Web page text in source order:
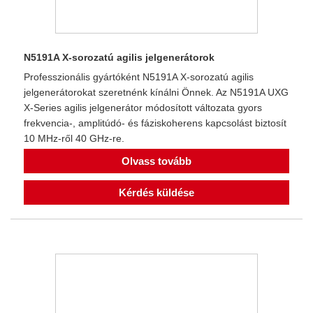
N5191A X-sorozatú agilis jelgenerátorok
Professzionális gyártóként N5191A X-sorozatú agilis
jelgenerátorokat szeretnénk kínálni Önnek. Az N5191A UXG
X-Series agilis jelgenerátor módosított változata gyors
frekvencia-, amplitúdó- és fáziskoherens kapcsolást biztosít
10 MHz-ről 40 GHz-re.
Olvass tovább
Kérdés küldése